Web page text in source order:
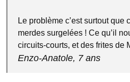
Le problème c’est surtout que
merdes surgelées ! Ce qu’il
circuits-courts, et des frites de
Enzo-Anatole, 7 ans